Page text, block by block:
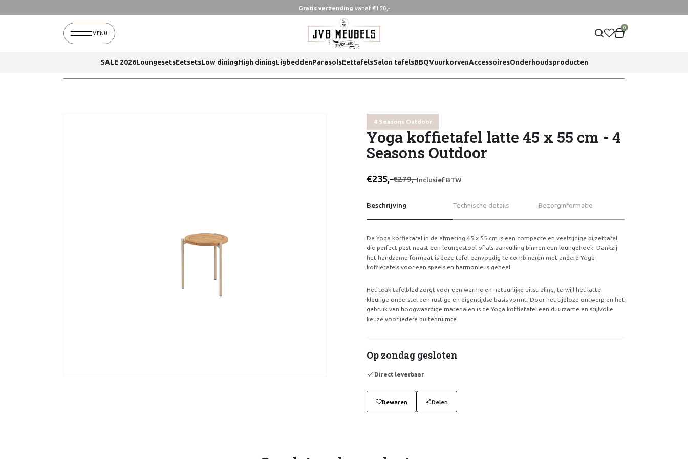
Gratis verzending vanaf €150,-
MENU
0
SALE 2026LoungesetsEetsetsLow diningHigh diningLigbeddenParasolsEettafelsSalon tafelsBBQVuurkorvenAccessoiresOnderhoudsproducten
Yoga koffietafel latte 45 x 55 cm 4 seasons outdoor
4 Seasons Outdoor
Yoga koffietafel latte 45 x 55 cm - 4
Seasons Outdoor
€235,-€279,-Inclusief BTW
Beschrijving Technische details Bezorginformatie
De Yoga koffietafel in de afmeting 45 x 55 cm is een compacte en veelzijdige bijzettafel
die perfect past naast een loungestoel of als aanvulling binnen een loungehoek. Dankzij
het handzame formaat is deze tafel eenvoudig te combineren met andere Yoga
koffietafels voor een speels en harmonieus geheel.
Het teak tafelblad zorgt voor een warme en natuurlijke uitstraling, terwijl het latte
kleurige onderstel een rustige en eigentijdse basis vormt. Door het tijdloze ontwerp en het
gebruik van hoogwaardige materialen is de Yoga koffietafel een duurzame en stijlvolle
keuze voor iedere buitenruimte.
Op zondag gesloten
Direct leverbaar
Bewaren Delen